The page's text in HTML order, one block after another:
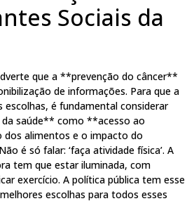
Sociais da
que a **prevenção do câncer**
de informações. Para que a
escolhas, é fundamental considerar
saúde** como **acesso ao
alimentos e o impacto do
é só falar: ‘faça atividade física’. A
tem que estar iluminada, com
exercício. A política pública tem esse
escolhas para todos esses